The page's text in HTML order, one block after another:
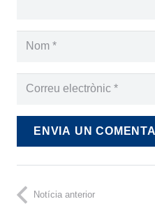
ENVIA UN
Notícia anterior